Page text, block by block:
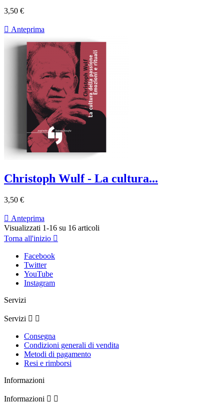
3,50 €
 Anteprima
Christoph Wulf - La cultura...
3,50 €
 Anteprima
Visualizzati 1-16 su 16 articoli
Torna all'inizio 
Facebook
Twitter
YouTube
Instagram
Servizi
Servizi  
Consegna
Condizioni generali di vendita
Metodi di pagamento
Resi e rimborsi
Informazioni
Informazioni  